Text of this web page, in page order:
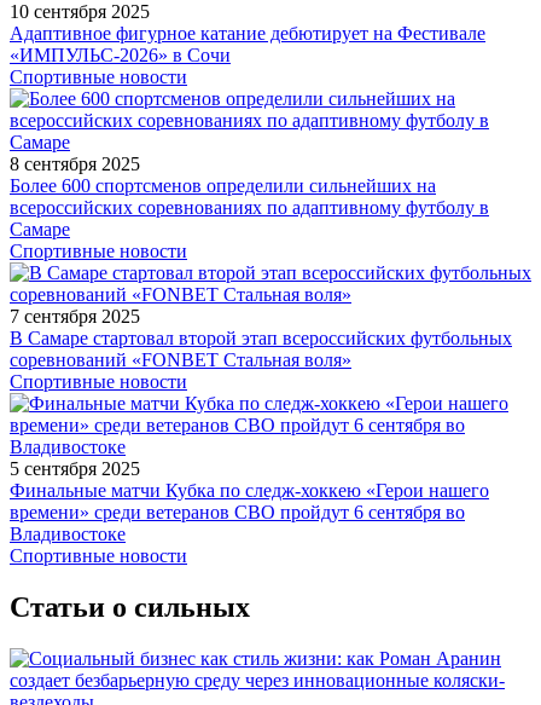
10 сентября 2025
Адаптивное фигурное катание дебютирует на Фестивале
«ИМПУЛЬС-2026» в Сочи
Спортивные новости
8 сентября 2025
Более 600 спортсменов определили сильнейших на
всероссийских соревнованиях по адаптивному футболу в
Самаре
Спортивные новости
7 сентября 2025
В Самаре стартовал второй этап всероссийских футбольных
соревнований «FONBET Стальная воля»
Спортивные новости
5 сентября 2025
Финальные матчи Кубка по следж-хоккею «Герои нашего
времени» среди ветеранов СВО пройдут 6 сентября во
Владивостоке
Спортивные новости
Статьи о сильных